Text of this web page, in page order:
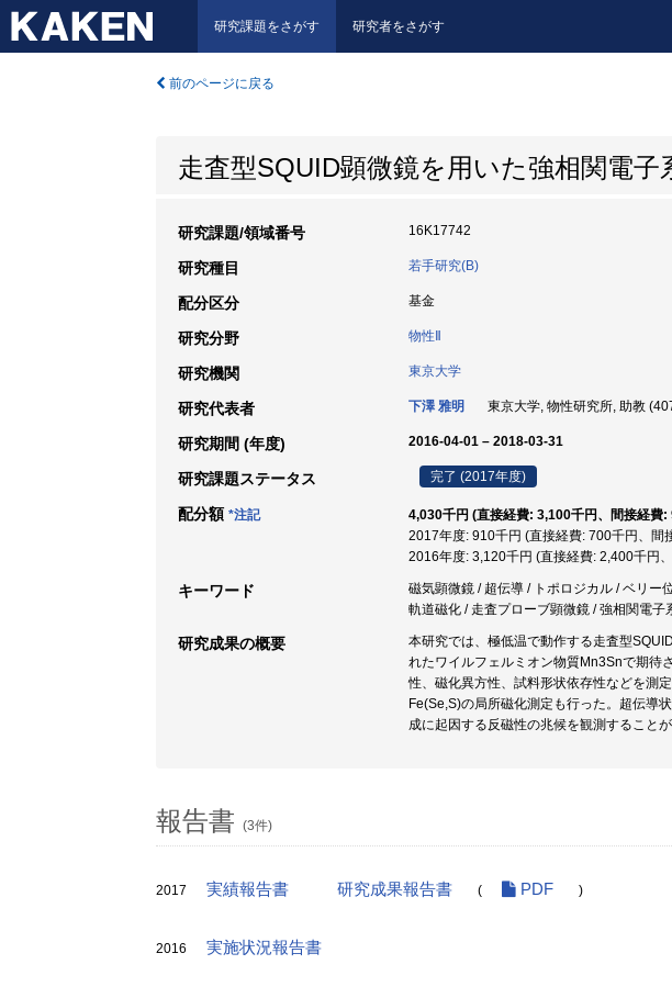
研究課題をさがす 研究者をさがす
前のページに戻る
走査型SQUID顕微鏡を用いた強相関電子
研究課題/領域番号 16K17742
研究種目 若手研究(B)
配分区分 基金
研究分野 物性Ⅱ
研究機関 東京大学
研究代表者 下澤 雅明 東京大学, 物性研究所, 助教
研究期間 (年度) 2016-04-01 – 2018-03-31
研究課題ステータス 完了 (2017年度)
配分額 *注記
4,030千円 (直接経費: 3,100千円、間接経費:
2017年度: 910千円 (直接経費: 700千円、間
2016年度: 3,120千円 (直接経費: 2,400千円
キーワード
磁気顕微鏡 / 超伝導 / トポロジカル / ベリー
軌道磁化 / 走査プローブ顕微鏡 / 強相関電子
研究成果の概要
本研究では、極低温で動作する走査型
れたワイルフェルミオン物質Mn3Snで期待
性、磁化異方性、試料形状依存性などを測
Fe(Se,S)の局所磁化測定も行った。超伝導
成に起因する反磁性の兆候を観測することが
報告書 (3件)
2017 実績報告書 研究成果報告書 ( PDF )
2016 実施状況報告書